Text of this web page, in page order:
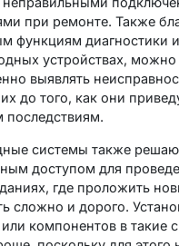
при ремонте. Также
функциям диагностики
устройствах, можно
выявлять
до того, как они
последствиям.
системы также
доступом для
где проложить
сложно и дорого.
или компонентов в такие